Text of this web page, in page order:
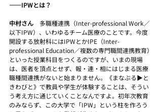
――IPWとは？
中村さん 多職種連携（Inter-professional Work／
以下IPW）、いわゆるチーム医療のことです。今度
開設する放射科にはIPWとかIPE（Inter-
professional Education／複数の専門職間連携教育）
といった授業科目をつくるのですが、いまの現場
は、医者を頂点とせず、報・連・相にはじまる医療
職種間連携がないと始まりません。《まなぶる▶と
きわびと》で教員や学生が体験することは、そうい
う考え方に通じていくことなんですよ。初年次教育
のみならず、この大学で「IPW」という柱を作ろう